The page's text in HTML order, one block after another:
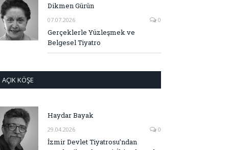
Dikmen Gürün
07.07.2026 0
Gerçeklerle Yüzleşmek ve
Belgesel Tiyatro
AÇIK KÖŞE
Haydar Bayak
29.04.2026 0
İzmir Devlet Tiyatrosu’ndan